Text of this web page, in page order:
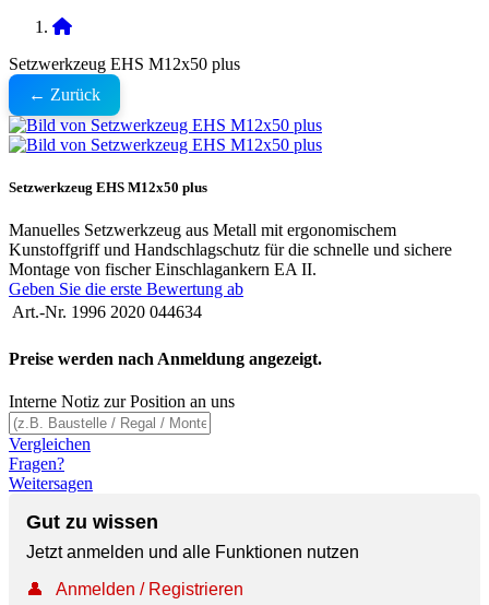
Setzwerkzeug EHS M12x50 plus
← Zurück
Setzwerkzeug EHS M12x50 plus
Manuelles Setzwerkzeug aus Metall mit ergonomischem
Kunstoffgriff und Handschlagschutz für die schnelle und sichere
Montage von fischer Einschlagankern EA II.
Geben Sie die erste Bewertung ab
Art.-Nr. 1996 2020 044634
Preise werden nach Anmeldung angezeigt.
Interne Notiz zur Position an uns
Vergleichen
Fragen?
Weitersagen
Gut zu wissen
Jetzt anmelden und alle Funktionen nutzen
👤
Anmelden / Registrieren